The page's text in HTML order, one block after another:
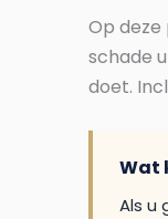
Op deze
schade
doet.
Wat
Als u